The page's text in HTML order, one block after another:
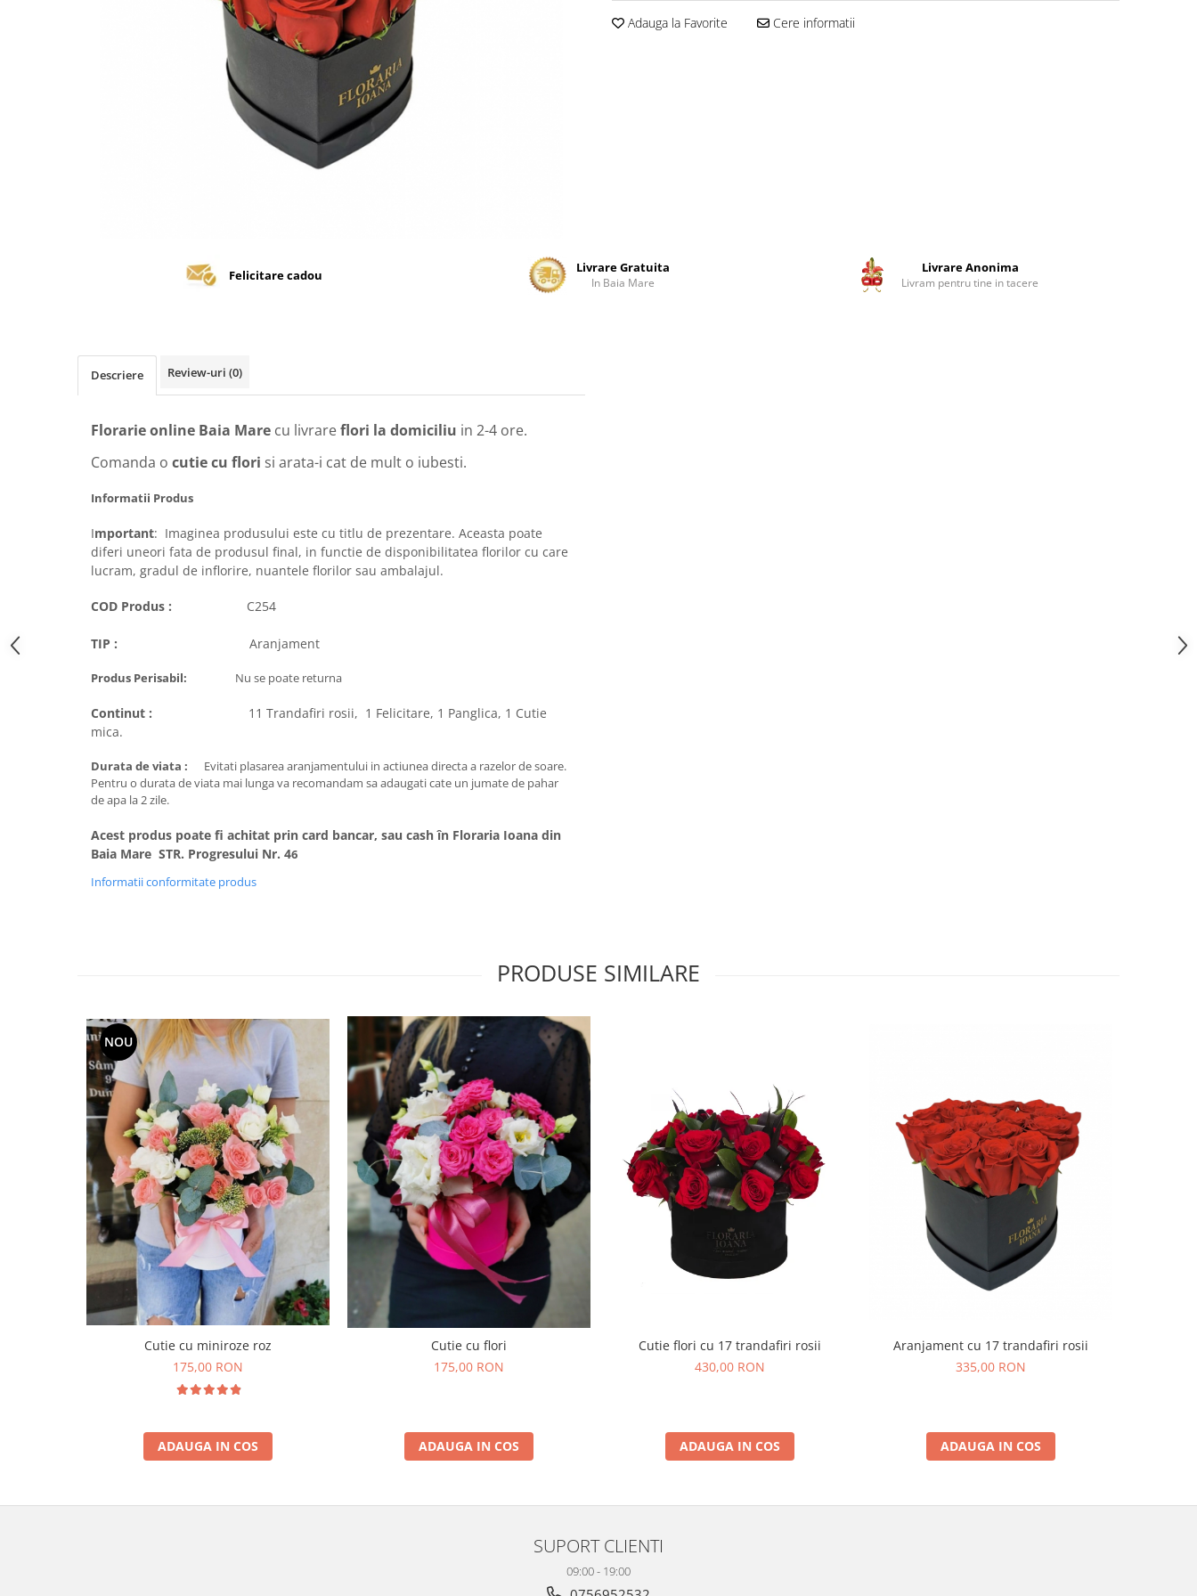
Adauga la Favorite Cere informatii
Felicitare cadou Livrare Gratuita
In Baia Mare
Livrare Anonima
Livram pentru tine in tacere
Descriere Review-uri (0)
Florarie online Baia Mare cu livrareflori la domiciliu in 2-4 ore.
Comanda o cutie cu flori si arata-i cat de mult o iubesti.
Informatii Produs
Important: Imaginea produsului este cu titlu de prezentare. Aceasta poate
diferi uneori fata de produsul final, in functie de disponibilitatea florilor cu care
lucram, gradul de inflorire, nuantele florilor sau ambalajul.
COD Produs : C254
TIP : Aranjament
Produs Perisabil: Nu se poate returna
Continut : 11 Trandafiri rosii, 1 Felicitare, 1 Panglica, 1 Cutie
mica.
Durata de viata :
Evitati plasarea aranjamentului in actiunea directa a razelor de soare.
Pentru o durata de viata mai lunga va recomandam sa adaugati cate un jumate de pahar
de apa la 2 zile.
Acest produs poate fi achitat prin card bancar, sau cash în Floraria Ioana din
Baia Mare STR. Progresului Nr. 46
Informatii conformitate produs
PRODUSE SIMILARE
NOU
Cutie cu miniroze roz
175,00 RON
ADAUGA IN COS
Cutie cu flori
175,00 RON
ADAUGA IN COS
Cutie flori cu 17 trandafiri rosii
430,00 RON
ADAUGA IN COS
Aranjament cu 17 trandafiri rosii
335,00 RON
ADAUGA IN COS
SUPORT CLIENTI
09:00 - 19:00